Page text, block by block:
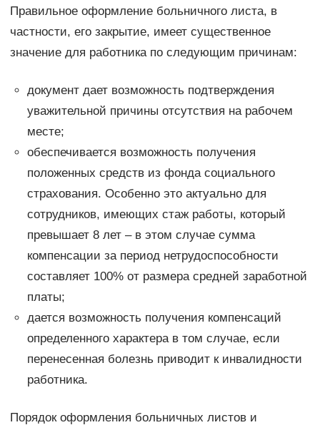
Правильное оформление больничного листа, в
частности, его закрытие, имеет существенное
значение для работника по следующим причинам:
документ дает возможность подтверждения
уважительной причины отсутствия на рабочем
месте;
обеспечивается возможность получения
положенных средств из фонда социального
страхования. Особенно это актуально для
сотрудников, имеющих стаж работы, который
превышает 8 лет – в этом случае сумма
компенсации за период нетрудоспособности
составляет 100% от размера средней заработной
платы;
дается возможность получения компенсаций
определенного характера в том случае, если
перенесенная болезнь приводит к инвалидности
работника.
Порядок оформления больничных листов и